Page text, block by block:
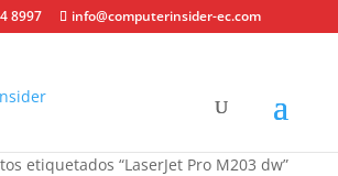
8997 info@computerinsider-ec.com
etiquetados “LaserJet Pro M203 dw”